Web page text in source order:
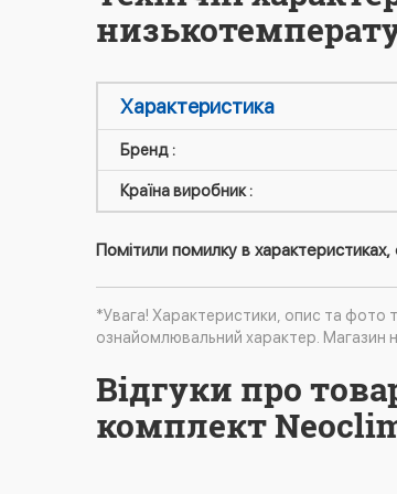
Характеристика
Бренд :
Країна виробник :
Помітили помилку в
*Увага! Характеристики, опис та фото
ознайомлювальний характер. Магазин
Відгуки про
комплект